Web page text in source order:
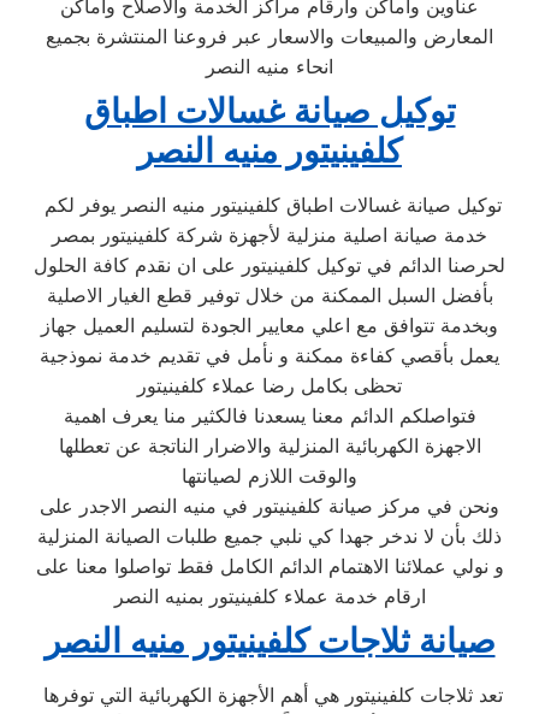
عناوين واماكن وارقام مراكز الخدمة والاصلاح واماكن
المعارض والمبيعات والاسعار عبر فروعنا المنتشرة بجميع
انحاء منيه النصر
توكيل صيانة غسالات اطباق
كلفينيتور منيه النصر
خدمة صيانة اصلية منزلية لأجهزة شركة كلفينيتور بمصر
لحرصنا الدائم في توكيل كلفينيتور على ان نقدم كافة الحلول
بأفضل السبل الممكنة من خلال توفير قطع الغيار الاصلية
وبخدمة تتوافق مع اعلي معايير الجودة لتسليم العميل جهاز
يعمل بأقصي كفاءة ممكنة و نأمل في تقديم خدمة نموذجية
تحظى بكامل رضا عملاء كلفينيتور
فتواصلكم الدائم معنا يسعدنا فالكثير منا يعرف اهمية
الاجهزة الكهربائية المنزلية والاضرار الناتجة عن تعطلها
والوقت اللازم لصيانتها
ونحن في مركز صيانة كلفينيتور في منيه النصر الاجدر على
ذلك بأن لا ندخر جهدا كي نلبي جميع طلبات الصيانة المنزلية
و نولي عملائنا الاهتمام الدائم الكامل فقط تواصلوا معنا على
ارقام خدمة عملاء كلفينيتور بمنيه النصر
صيانة ثلاجات كلفينيتور منيه النصر